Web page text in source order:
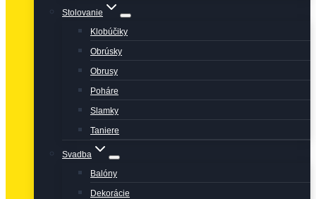
Stolovanie
Klobúčiky
Obrúsky
Obrusy
Poháre
Slamky
Taniere
Svadba
Balóny
Dekorácie